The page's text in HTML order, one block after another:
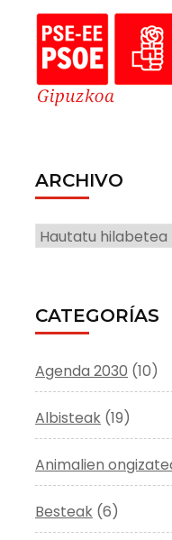
ARCHIVO
ARCHIVO
CATEGORÍAS
Agenda 2030 (10)
Albisteak (19)
Animalien
Besteak (6)